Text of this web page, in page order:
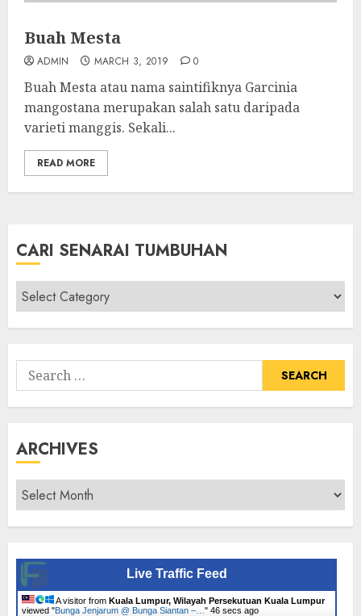
Buah Mesta
ADMIN MARCH 3, 2019 0
Buah Mesta atau nama saintifiknya Garcinia
mangostana merupakan salah satu daripada
varieti manggis. Sekali...
READ MORE
CARI SENARAI TUMBUHAN
Cari
Senarai
Tumbuhan
Search
for:
ARCHIVES
Archives
Live Traffic Feed
A visitor from Kuala Lumpur, Wilayah Persekutuan Kuala Lumpur
viewed "Bunga Jenjarum @ Bunga Siantan –… " 47 secs ago